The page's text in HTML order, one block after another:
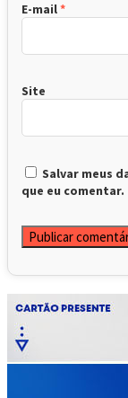
E-mail*
Site
Salvar meus
que eu comentar.